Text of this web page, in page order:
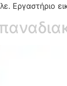
Εργαστήριο